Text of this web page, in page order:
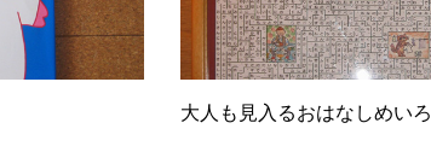
大人も見入るおはなしめいろ